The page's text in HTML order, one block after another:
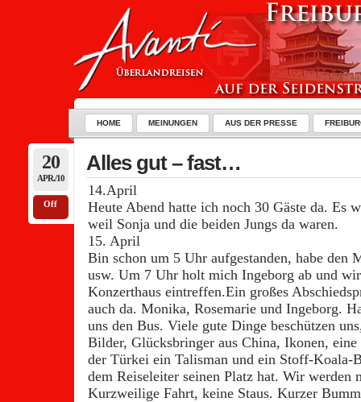
HOME MEINUNGEN AUS DER PRESSE
20
APR./10
Off
Alles gut – fast…
14.April
Heute Abend hatte ich noch 30 Gäste da. Es
weil Sonja und die beiden Jungs da waren.
15. April
Bin schon um 5 Uhr aufgestanden, habe den
usw. Um 7 Uhr holt mich Ingeborg ab und
Konzerthaus eintreffen.Ein großes
auch da. Monika, Rosemarie und Ingeborg.
uns den Bus. Viele gute Dinge beschützen
Bilder, Glücksbringer aus China, Ikonen, eine
der Türkei ein Talisman und ein Stoff-Koala-
dem Reiseleiter seinen Platz hat. Wir werden
Kurzweilige Fahrt, keine Staus. Kurzer